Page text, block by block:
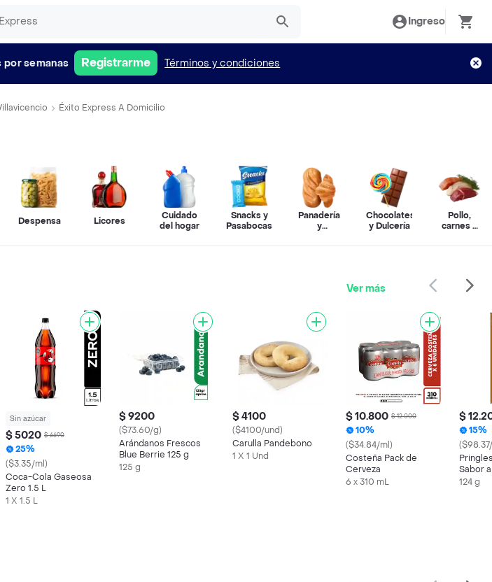
Ingreso
semanas Registrarme Términos y condiciones
Éxito Express A Domicilio
Despensa Licores
Cuidado
del hogar
Snacks y
Pasabocas
Panadería
y
Chocolates
y Dulcería
Pollo,
carnes y
Ver más
Sin azúcar
$ 5020 $ 6690
25%
($3.35/ml)
Coca-Cola Gaseosa
Zero 1.5 L
1 X 1.5 L
$ 9200
($73.60/g)
Arándanos Frescos
Blue Berrie 125 g
125 g
$ 4100
($4100/und)
Carulla Pandebono
1 X 1 Und
$ 10.800 $ 12.000
10%
($34.84/ml)
Costeña Pack de
Cerveza
6 x 310 mL
$
15%
Sabor
124 g